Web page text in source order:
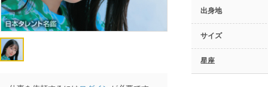
出身地
サイズ
星座